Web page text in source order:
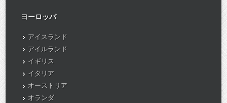
ヨーロッパ
アイスランド
アイルランド
イギリス
イタリア
オーストリア
オランダ